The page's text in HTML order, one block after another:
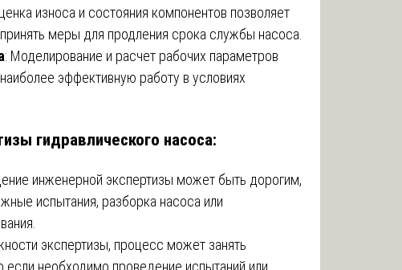
износа и состояния компонентов позволяет
меры для продления срока службы насоса.
: Моделирование и расчет рабочих параметров
эффективную работу в условиях
гидравлического насоса:
инженерной экспертизы может быть дорогим,
испытания, разборка насоса или
экспертизы, процесс может занять
если необходимо проведение испытаний или